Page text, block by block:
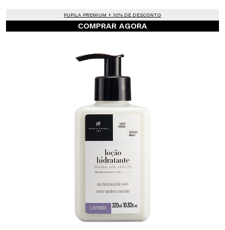
PUPILA PREMIUM + 10% DE DESCONTO
COMPRAR AGORA